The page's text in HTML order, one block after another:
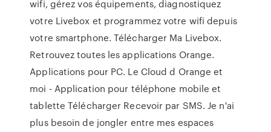
wifi, gérez vos équipements, diagnostiquez
votre Livebox et programmez votre wifi depuis
votre smartphone. Télécharger Ma Livebox.
Retrouvez toutes les applications Orange.
Applications pour PC. Le Cloud d Orange et
moi - Application pour téléphone mobile et
tablette Télécharger Recevoir par SMS. Je n'ai
plus besoin de jongler entre mes espaces